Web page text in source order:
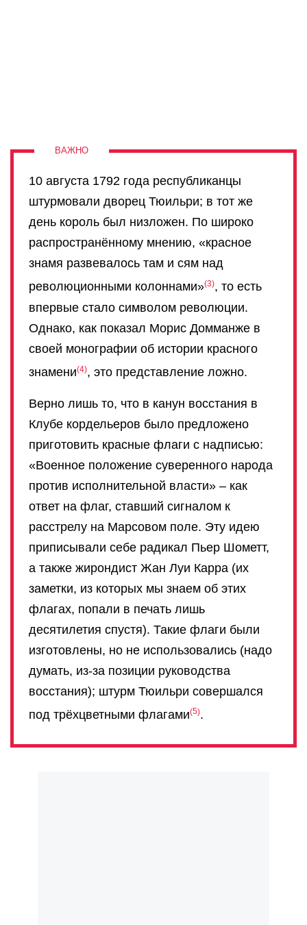
10 августа 1792 года республиканцы
штурмовали дворец Тюильри; в тот же
день король был низложен. По широко
распространённому мнению, «красное
знамя развевалось там и сям над
революционными колоннами» 3 , то есть
впервые стало символом революции.
Однако, как показал Морис Домманже в
своей монографии об истории красного
знамени 4 , это представление ложно.
Верно лишь то, что в канун восстания в
Клубе кордельеров было предложено
приготовить красные флаги с надписью:
«Военное положение суверенного народа
против исполнительной власти» – как
ответ на флаг, ставший сигналом к
расстрелу на Марсовом поле. Эту идею
приписывали себе радикал Пьер Шометт,
а также жирондист Жан Луи Карра (их
заметки, из которых мы знаем об этих
флагах, попали в печать лишь
десятилетия спустя). Такие флаги были
изготовлены, но не использовались (надо
думать, из-за позиции руководства
восстания); штурм Тюильри совершался
под трёхцветными флагами 5 .